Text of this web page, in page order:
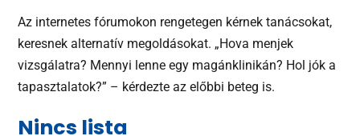
Az internetes fórumokon rengetegen kérnek tanácsokat,
keresnek alternatív megoldásokat. „Hova menjek
vizsgálatra? Mennyi lenne egy magánklinikán? Hol jók a
tapasztalatok?” – kérdezte az előbbi beteg is.
Nincs lista